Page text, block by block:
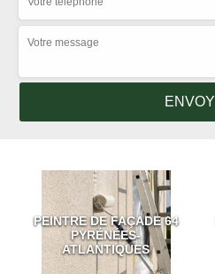
PEINTRE DE FAÇADE 64
PYRÉNÉES-
ATLANTIQUES